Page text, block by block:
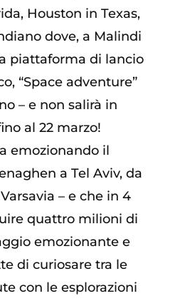
Houston in Texas,
dove, a Malindi
piattaforma di lancio
“Space adventure”
– e non salirà in
al 22 marzo!
emozionando il
a Tel Aviv, da
– e che in 4
quattro milioni di
emozionante e
di curiosare tra le
con le esplorazioni